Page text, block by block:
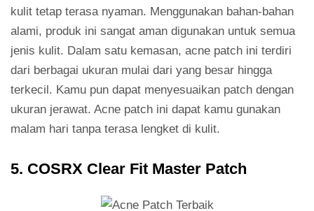
kulit tetap terasa nyaman. Menggunakan bahan-bahan
alami, produk ini sangat aman digunakan untuk semua
jenis kulit. Dalam satu kemasan, acne patch ini terdiri
dari berbagai ukuran mulai dari yang besar hingga
terkecil. Kamu pun dapat menyesuaikan patch dengan
ukuran jerawat. Acne patch ini dapat kamu gunakan
malam hari tanpa terasa lengket di kulit.
5. COSRX Clear Fit Master Patch